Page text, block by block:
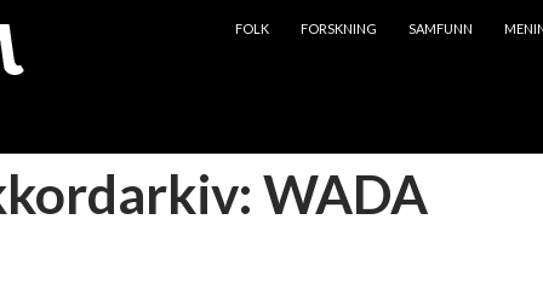
FOLK
FORSKNING SAMFUNN
WADA